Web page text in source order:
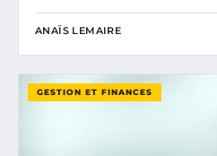
ANAÏS LEMAIRE
GESTION ET FINANCES